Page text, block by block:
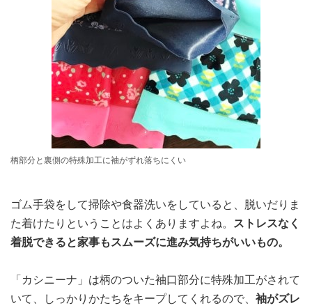
柄部分と裏側の特殊加工に袖がずれ落ちにくい
ゴム手袋をして掃除や食器洗いをしていると、脱いだりま
た着けたりということはよくありますよね。 ストレスなく
着脱できると家事もスムーズに進み気持ちがいいもの。
「カシニーナ」は柄のついた袖口部分に特殊加工がされて
いて、しっかりかたちをキープしてくれるので、 袖がズレ